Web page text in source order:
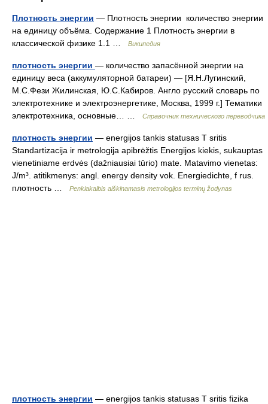
Плотность энергии — Плотность энергии количество энергии
на единицу объёма. Содержание 1 Плотность энергии в
классической физике 1.1 …
Википедия
плотность энергии — количество запасённой энергии на
единицу веса (аккумуляторной батареи) — [Я.Н.Лугинский,
М.С.Фези Жилинская, Ю.С.Кабиров. Англо русский словарь по
электротехнике и электроэнергетике, Москва, 1999 г.] Тематики
электротехника, основные… …
Справочник технического переводчика
плотность энергии — energijos tankis statusas T sritis
Standartizacija ir metrologija apibrėžtis Energijos kiekis, sukauptas
vienetiniame erdvės (dažniausiai tūrio) mate. Matavimo vienetas:
J/m³. atitikmenys: angl. energy density vok. Energiedichte, f rus.
плотность …
Penkiakalbis aiškinamasis metrologijos terminų žodynas
плотность энергии — energijos tankis statusas T sritis fizika